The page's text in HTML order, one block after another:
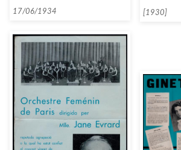
de juny de 1934]
17/06/1934 [1930]